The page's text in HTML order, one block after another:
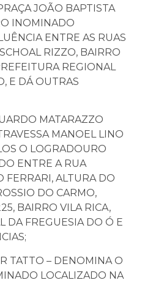
JOÃO BAPTISTA
INOMINADO
ENTRE AS RUAS
RIZZO, BAIRRO
REGIONAL
E DÁ OUTRAS
MATARAZZO
MANOEL LINO
O LOGRADOURO
ENTRE A RUA
FERRARI, ALTURA DO
DO CARMO,
BAIRRO VILA RICA,
DA FREGUESIA DO Ó E
TATTO – DENOMINA O
LOCALIZADO NA